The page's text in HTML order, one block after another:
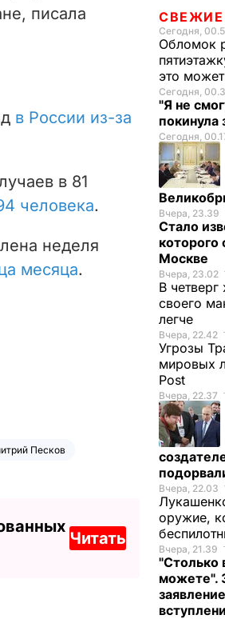
писала
в России из-за
в 81
человека.
неделя
месяца.
Песков
Читать
Сегодня,
Обломок
это
Сегодня,
"Я не
покинула
Сегодня,
Вчера, 23.39
Стало
которого
Москве
Вчера, 23.02
В четверг
своего
легче
Вчера, 22.42
Угрозы
мировых
Post
Вчера, 22.37
Вчера, 22.03
оружие,
Вчера, 21.39
"Столько
можете".